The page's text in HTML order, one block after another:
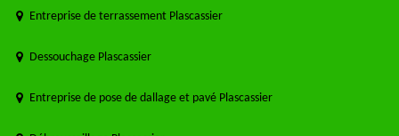
Entreprise de terrassement Plascassier
Dessouchage Plascassier
Entreprise de pose de dallage et pavé Plascassier